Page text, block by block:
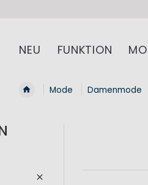
NEU FUNKTION
Mode Damenmode